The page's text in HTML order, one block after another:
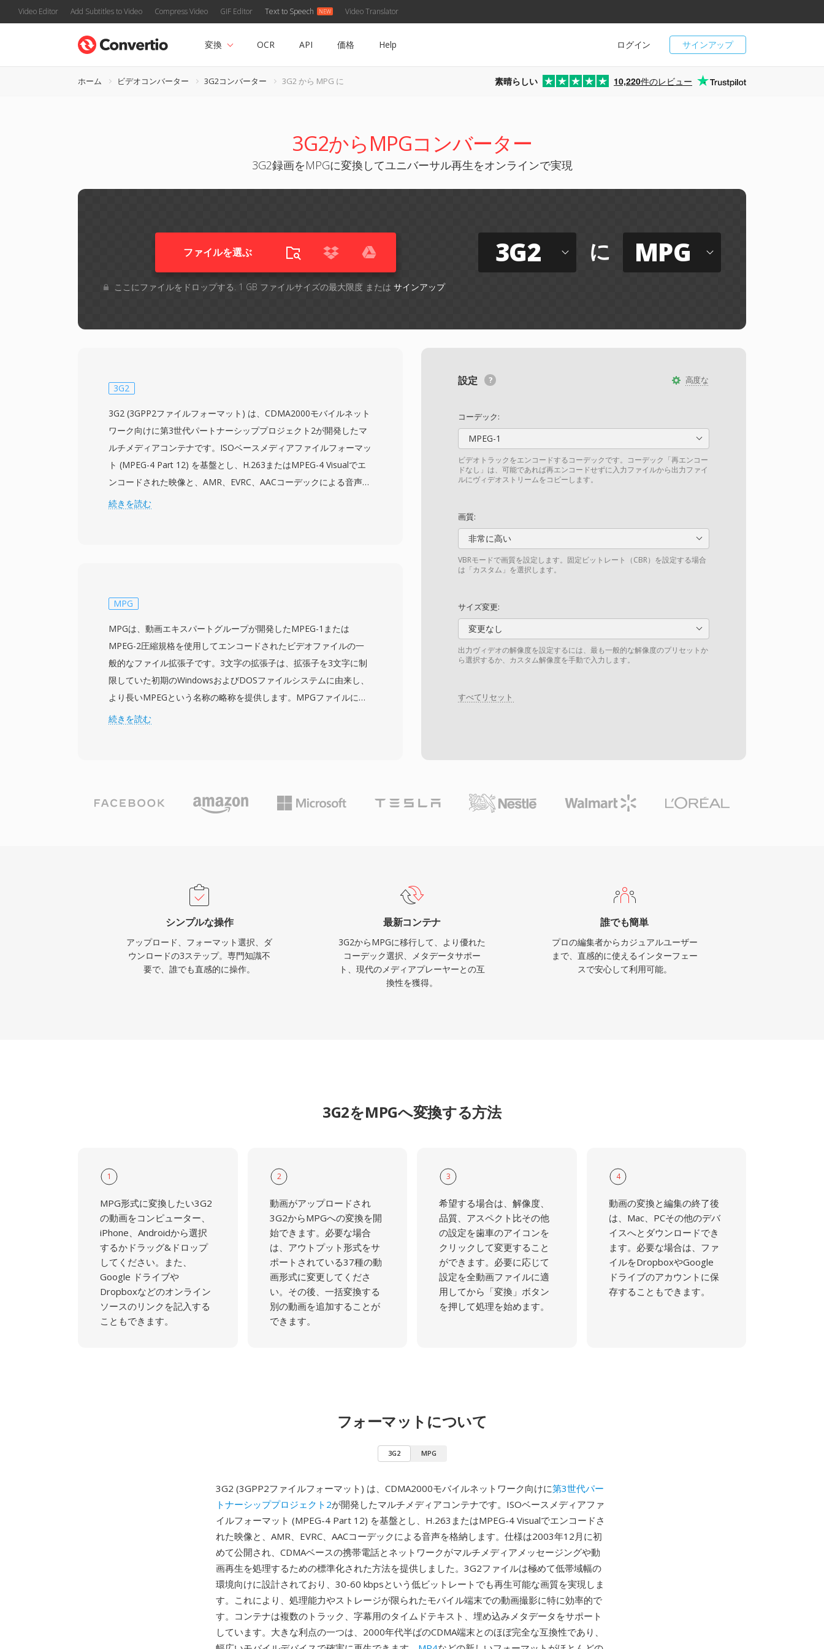
Video Editor Add Subtitles to Video Compress Video GIF Editor Text to Speech Video Translator
サインアップ
ログイン
変換 OCR API 価格 Help
ホーム ビデオコンバーター 3G2コンバーター 3G2 から MPG に 素晴らしい 10,220件のレビュー
3G2からMPGコンバーター
3G2録画をMPGに変換してユニバーサル再生をオンラインで実現
ファイルを選ぶ
ここにファイルをドロップする. 1 GB ファイルサイズの最大限度 または サインアップ
3G2 に MPG
高度な
設定
コーデック:
MPEG-1
ビデオトラックをエンコードするコーデックです。コーデック「再エンコー
ドなし」は、可能であれば再エンコードせずに入力ファイルから出力ファイ
ルにヴィデオストリームをコピーします。
画質:
非常に高い
VBRモードで画質を設定します。固定ビットレート（CBR）を設定する場合
は「カスタム」を選択します。
サイズ変更:
変更なし
出力ヴィデオの解像度を設定するには、最も一般的な解像度のプリセットか
ら選択するか、カスタム解像度を手動で入力します。
すべてリセット
3G2
3G2 (3GPP2ファイルフォーマット) は、CDMA2000モバイルネット
ワーク向けに第3世代パートナーシッププロジェクト2が開発したマ
ルチメディアコンテナです。ISOベースメディアファイルフォーマッ
ト (MPEG-4 Part 12) を基盤とし、H.263またはMPEG-4 Visualでエ
ンコードされた映像と、AMR、EVRC、AACコーデックによる音声を
格納します。仕様は2003年12月に初めて公開され、CDMAベースの
効率的です。コンテナは複数のトラック、字幕用のタイムドテキス
は、2000年代半ばのCDMA端末とのほぼ完全な互換性であり、幅広
いモバイルデバイスで確実に再生できます。MP4などの新しいフォ
ーマットがほとんどの用途で3G2に取って代わりましたが、レガシ
ーのモバイルコンテンツを扱う場合やファイルサイズの最小化が最
優先される状況では、依然として有用です。
続きを読む
MPG
MPGは、動画エキスパートグループが開発したMPEG-1または
MPEG-2圧縮規格を使用してエンコードされたビデオファイルの一
般的なファイル拡張子です。3文字の拡張子は、拡張子を3文字に制
限していた初期のWindowsおよびDOSファイルシステムに由来し、
より長いMPEGという名称の略称を提供します。MPGファイルに
は、1本のビデオと1本以上のオーディオエレメンタリストリームを
にかけてパーソナルコンピュータでのデジタルビデオ保存に広く使
用されました。MPEG-1圧縮を使用するMPGファイルは通常、
比較的信頼性の高いストレージメディアを前提としており、放送向
けに設計されたトランスポートストリームとは異なり、エラー回復
パケットのオーバーヘッドなしに効率的なファイルベース再生を実
現します。幅広い互換性がこのフォーマットの永続的な強みの一つ
であり、すべてのオペレーティングシステムの事実上すべてのメデ
ィアプレーヤーが追加のコーデックインストールなしにこれらのフ
続きを読む
シンプルな操作
アップロード、フォーマット選択、ダ
ウンロードの3ステップ。専門知識不
要で、誰でも直感的に操作。
最新コンテナ
3G2からMPGに移行して、より優れた
コーデック選択、メタデータサポー
ト、現代のメディアプレーヤーとの互
換性を獲得。
誰でも簡単
プロの編集者からカジュアルユーザー
まで、直感的に使えるインターフェー
スで安心して利用可能。
3G2をMPGへ変換する方法
1
MPG形式に変換したい3G2
の動画をコンピューター、
iPhone、Androidから選択
するかドラッグ&ドロップ
してください。また、
Google ドライブや
Dropboxなどのオンライン
ソースのリンクを記入する
こともできます。
2
動画がアップロードされ
3G2からMPGへの変換を開
始できます。必要な場合
は、アウトプット形式をサ
ポートされている37種の動
画形式に変更してくださ
い。その後、一括変換する
別の動画を追加することが
できます。
3
希望する場合は、解像度、
品質、アスペクト比その他
の設定を歯車のアイコンを
クリックして変更すること
ができます。必要に応じて
設定を全動画ファイルに適
用してから「変換」ボタン
を押して処理を始めます。
4
動画の変換と編集の終了後
は、Mac、PCその他のデバ
イスへとダウンロードでき
ます。必要な場合は、ファ
イルをDropboxやGoogle
ドライブのアカウントに保
存することもできます。
フォーマットについて
3G2 MPG
3G2 (3GPP2ファイルフォーマット) は、CDMA2000モバイルネットワーク向けに第3世代パー
トナーシッププロジェクト2が開発したマルチメディアコンテナです。ISOベースメディアファ
イルフォーマット (MPEG-4 Part 12) を基盤とし、H.263またはMPEG-4 Visualでエンコードさ
れた映像と、AMR、EVRC、AACコーデックによる音声を格納します。仕様は2003年12月に初
めて公開され、CDMAベースの携帯電話とネットワークがマルチメディアメッセージングや動
画再生を処理するための標準化された方法を提供しました。3G2ファイルは極めて低帯域幅の
環境向けに設計されており、30-60 kbpsという低ビットレートでも再生可能な画質を実現しま
す。これにより、処理能力やストレージが限られたモバイル端末での動画撮影に特に効率的で
す。コンテナは複数のトラック、字幕用のタイムドテキスト、埋め込みメタデータをサポート
しています。大きな利点の一つは、2000年代半ばのCDMA端末とのほぼ完全な互換性であり、